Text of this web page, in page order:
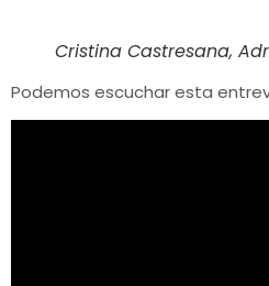
Cristina Castresana,
Podemos escuchar esta